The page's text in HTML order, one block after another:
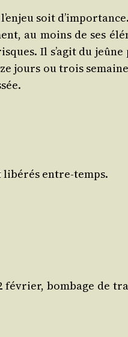
soit
au moins de ses
Il s’agit du
jours ou trois
libé­rés entre‑temps.
février, bom­bage de